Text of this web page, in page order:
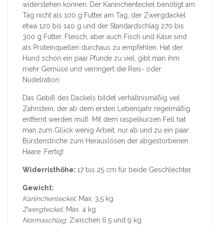
widerstehen können. Der Kaninchenteckel benötigt am
Tag nicht als 100 g Futter am Tag, der Zwergdackel
etwa 120 bis 140 g und der Standardschlag 270 bis
300 g Futter. Fleisch, aber auch Fisch und Käse sind
als Proteinquellen durchaus zu empfehlen. Hat der
Hund schon ein paar Pfunde zu viel, gibt man ihm
mehr Gemüse und verringert die Reis- oder
Nudelration.
Das Gebiß des Dackels bildet verhältnismäßig viel
Zahnstein, der ab dem ersten Lebensjahr regelmäßig
entfernt werden muß. Mit dem raspelkurzen Fell hat
man zum Glück wenig Arbeit, nur ab und zu ein paar
Bürstenstriche zum Herauslösen der abgestorbenen
Haare. Fertig!
Widerristhöhe: 17 bis 25 cm für beide Geschlechter.
Gewicht:
Kaninchenteckel:Max. 3,5 kg
Zwergteckel:Max. 4 kg
Normaschlag:Zwischen 6,5 und 9 kg.